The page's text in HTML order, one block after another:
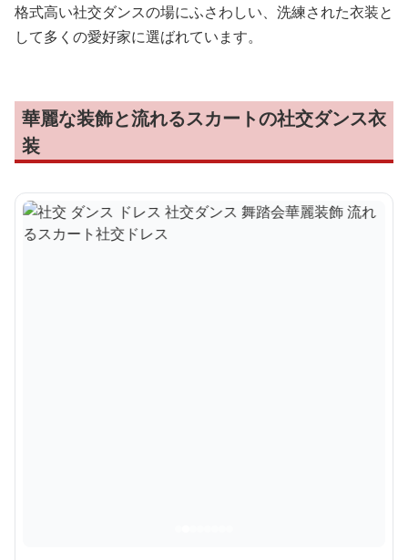
格式高い社交ダンスの場にふさわしい、洗練された衣装と
して多くの愛好家に選ばれています。
華麗な装飾と流れるスカートの社交ダンス衣
装